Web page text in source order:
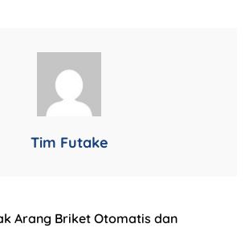
Tim Futake
Arang Briket Otomatis dan